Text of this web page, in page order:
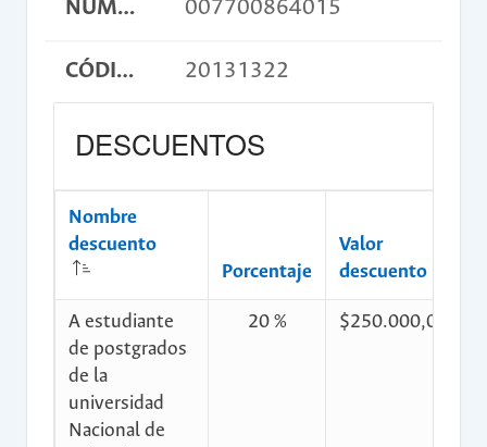
NUMERO DE CUENTA 007700864015
CÓDIGO DE CONSIGNACIÓN 20131322
DESCUENTOS
Nombre
descuento
Porcentaje
Valor
descuento
A estudiante
de postgrados
de la
universidad
Nacional de
20 % $250.000,00